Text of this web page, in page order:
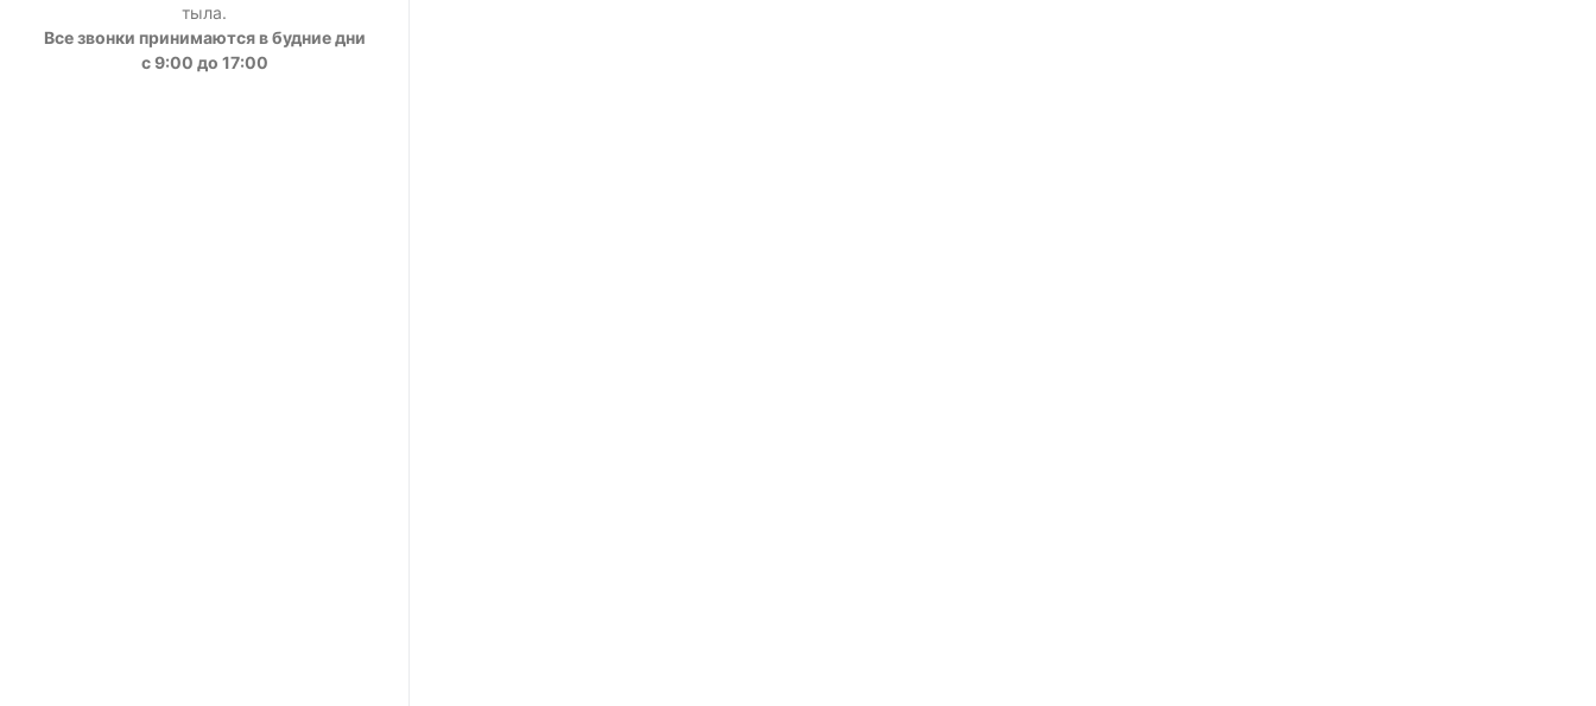
тыла.
Все звонки принимаются в будние дни
с 9:00 до 17:00